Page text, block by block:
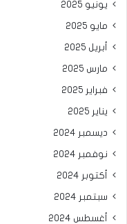
يونيو 2025
مايو 2025
أبريل 2025
مارس 2025
فبراير 2025
يناير 2025
ديسمبر 2024
نوفمبر 2024
أكتوبر 2024
سبتمبر 2024
أغسطس 2024